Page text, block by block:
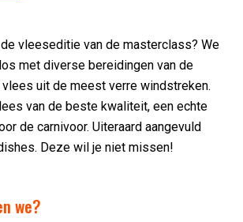
vleeseditie van de masterclass? We
met diverse bereidingen van de
uit de meest verre windstreken.
van de beste kwaliteit, een echte
de carnivoor. Uiteraard aangevuld
Deze wil je niet missen!
we?